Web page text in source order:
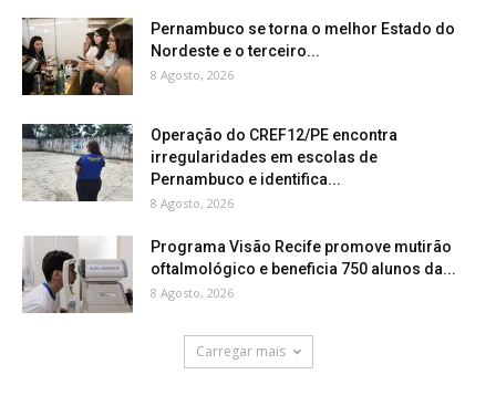
Pernambuco se torna o melhor Estado do
Nordeste e o terceiro...
8 Agosto, 2026
Operação do CREF12/PE encontra
irregularidades em escolas de
Pernambuco e identifica...
8 Agosto, 2026
Programa Visão Recife promove mutirão
oftalmológico e beneficia 750 alunos da...
8 Agosto, 2026
Carregar mais